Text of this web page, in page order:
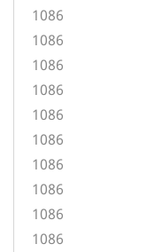
1086
1086
1086
1086
1086
1086
1086
1086
1086
1086